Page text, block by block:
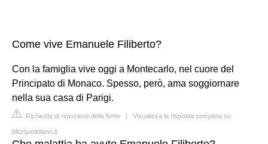
Come vive Emanuele Filiberto?
Con la famiglia vive oggi a Montecarlo, nel cuore del
Principato di Monaco. Spesso, però, ama soggiornare
nella sua casa di Parigi.
Richiesta di rimozione della fonte | Visualizza la risposta completa su
blitzquotidiano.it